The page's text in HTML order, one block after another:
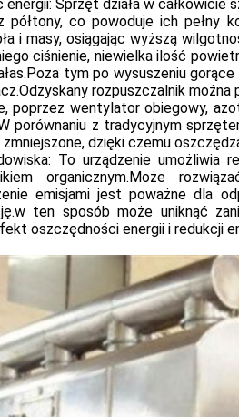
energii: Sprzęt działa w
półtony, co powoduje ich pełny
i masy, osiągając wyższą
ciśnienie, niewielka ilość
tym po wysuszeniu
rozpuszczalnik można
poprzez wentylator obiegowy,
porównaniu z tradycyjnym
dzięki czemu
To urządzenie umożliwia
organicznym.Może
emisjami jest poważne dla
ten sposób może uniknąć
oszczędności energii i redukcji